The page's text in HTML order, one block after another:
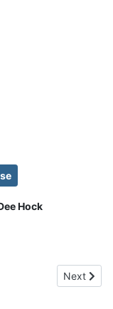
Hock
ze was bedoeld?
Next
Next